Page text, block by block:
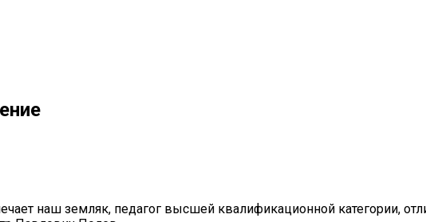
наш земляк, педагог высшей квалификационной категории,